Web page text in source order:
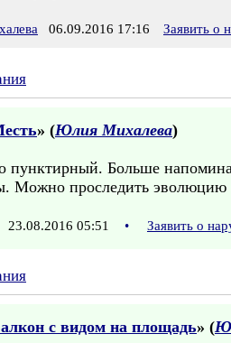
06.09.2016 17:16 Заявить о
» (Юлия Михалева)
пунктирный. Больше
Можно проследить эволюцию
23.08.2016 05:51 • Заявить о
с видом на площадь» (